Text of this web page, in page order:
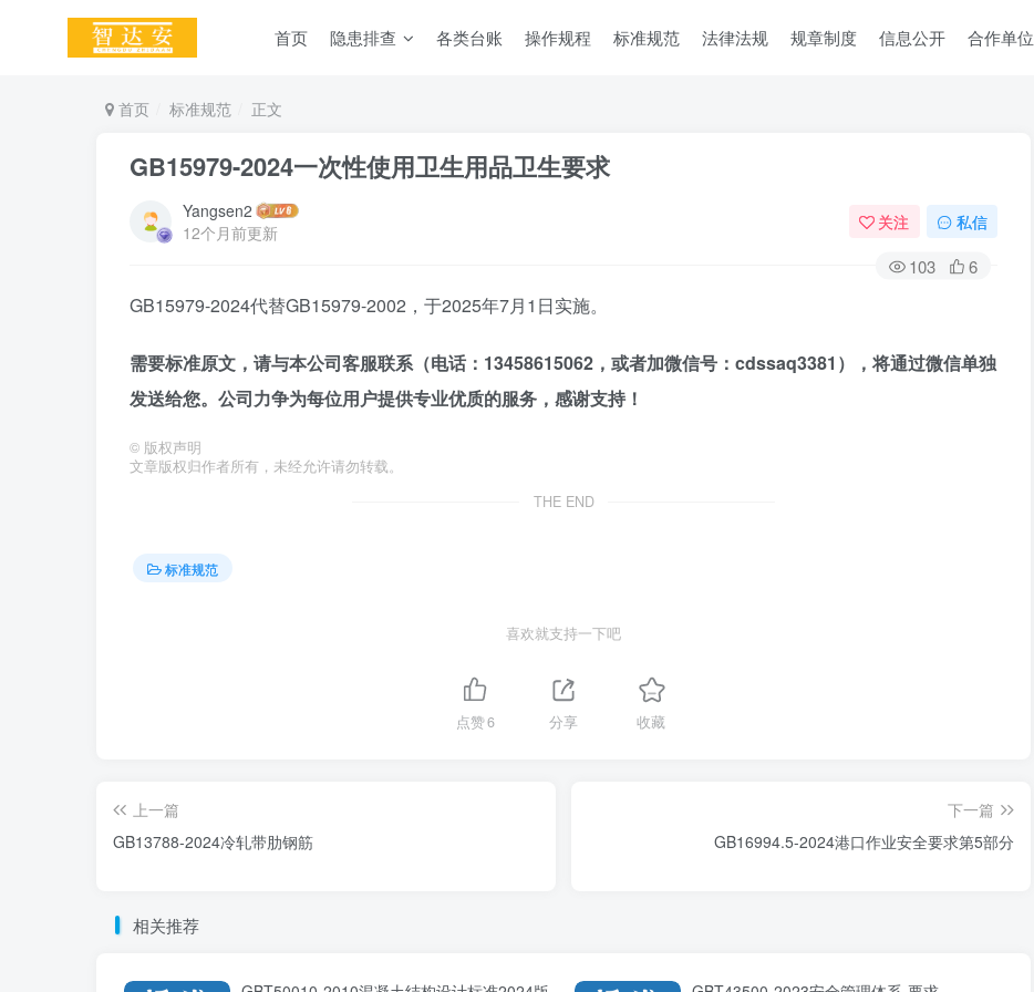
首页 隐患排查 各类台账 操作规程 标准规范 法律法规 规章制度 信息公开 合作单位
首页 标准规范 正文
GB15979-2024一次性使用卫生用品卫生要求
Yangsen2
12个月前更新
关注 私信
103 6
GB15979-2024代替GB15979-2002，于2025年7月1日实施。
需要标准原文，请与本公司客服联系（电话：13458615062， 或者加微信号：cdssaq3381），将通过微信单独
发送给您。公司力争为每位用户提供专业优质的服务，感谢支持！
© 版权声明
文章版权归作者所有，未经允许请勿转载。
THE END
标准规范
喜欢就支持一下吧
点赞6 分享 收藏
上一篇
GB13788-2024冷轧带肋钢筋
下一篇
GB16994.5-2024港口作业安全要求第5部分
相关推荐